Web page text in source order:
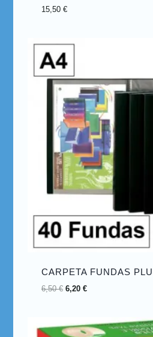
15,50€
CARPETA FUNDAS
6,50€ 6,20€